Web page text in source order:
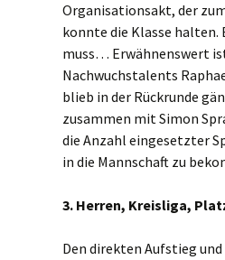
Organisationsakt, der
konnte die Klasse halten.
muss… Erwähnenswert
Nachwuchstalents
blieb in der Rückrunde
zusammen mit Simon
die Anzahl eingesetzter
in die Mannschaft zu
3. Herren, Kreisliga,
Den direkten Aufstieg